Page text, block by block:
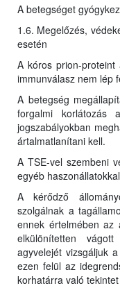
A betegséget
1.6. Megelőzés,
esetén
A kóros prion-
immunválasz nem lép
A betegség
forgalmi
jogszabályokban
ártalmatlanítani kell.
A TSE-vel szembeni
egyéb
A kérődző
szolgálnak a
ennek értelmében az
elkülönítetten
agyvelejét vizsgáljuk
ezen felül az
korhatárra való